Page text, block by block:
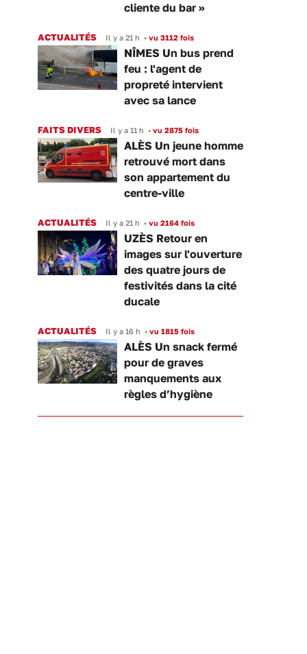
cliente du bar »
ACTUALITÉS Il y a 21 h • vu 3112 fois
NÎMES Un bus prend
feu : l'agent de
propreté intervient
avec sa lance
FAITS DIVERS Il y a 11 h • vu 2875 fois
ALÈS Un jeune homme
retrouvé mort dans
son appartement du
centre-ville
ACTUALITÉS Il y a 21 h • vu 2164 fois
UZÈS Retour en
images sur l'ouverture
des quatre jours de
festivités dans la cité
ducale
ACTUALITÉS Il y a 16 h • vu 1815 fois
ALÈS Un snack fermé
pour de graves
manquements aux
règles d’hygiène